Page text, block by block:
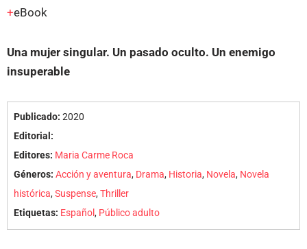
eBook
Una mujer singular. Un pasado oculto. Un enemigo
insuperable
Publicado: 2020
Editorial:
Editores: Maria Carme Roca
Géneros: Acción y aventura, Drama, Historia, Novela, Novela
histórica,Suspense,Thriller
Etiquetas: Español, Público adulto